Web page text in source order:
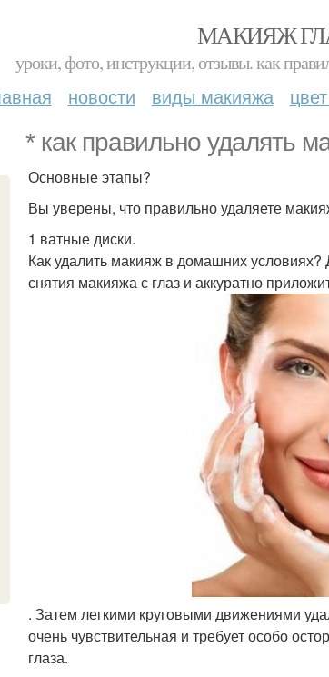
МАКИЯЖ
уроки, фото, инструкции, отзывы. как
новости виды макияжа
* как правильно удалять
Основные этапы?
Вы уверены, что правильно удаляете
1 ватные диски.
Как удалить макияж в домашних
снятия макияжа с глаз и аккуратно
. Затем легкими круговыми движениями
очень чувствительная и требует особо
глаза.